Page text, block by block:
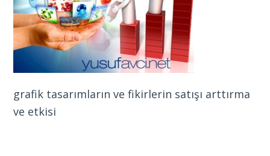
grafik tasarımların ve fikirlerin satışı arttırma
ve etkisi